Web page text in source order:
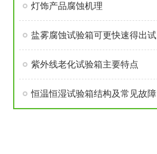
灯饰产品腐蚀机理
紫外线老化试验箱主要特点